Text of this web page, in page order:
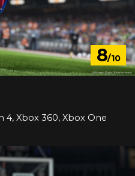
8/10
4, Xbox 360, Xbox One